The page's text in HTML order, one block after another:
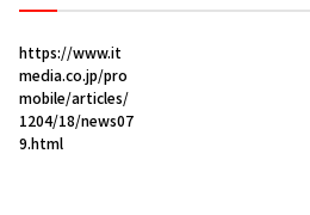
https://www.it
media.co.jp/pro
mobile/articles/
1204/18/news07
9.html